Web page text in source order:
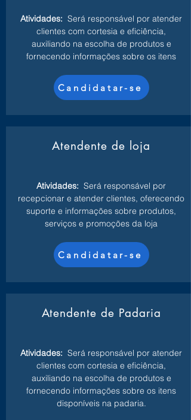
Atividades: Será responsável por atender
clientes com cortesia e eficiência,
auxiliando na escolha de produtos e
fornecendo informações sobre os itens
Candidatar-se
Atendente de loja
Atividades: Será responsável por
recepcionar e atender clientes, oferecendo
suporte e informações sobre produtos,
serviços e promoções da loja
Candidatar-se
Atendente de Padaria
Atividades: Será responsável por atender
clientes com cortesia e eficiência,
auxiliando na escolha de produtos e
fornecendo informações sobre os itens
disponíveis na padaria.